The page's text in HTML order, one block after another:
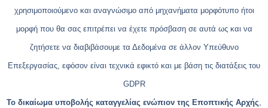
χρησιμοποιούμενο και αναγνώσιμο από μηχανήματα μορφότυπο ήτοι
μορφή που θα σας επιτρέπει να έχετε πρόσβαση σε αυτά ως και να
ζητήσετε να διαβιβάσουμε τα Δεδομένα σε άλλον Υπεύθυνο
Επεξεργασίας, εφόσον είναι τεχνικά εφικτό και με βάση τις διατάξεις του
GDPR
Το δικαίωμα υποβολής καταγγελίας ενώπιον της Εποπτικής Αρχής,